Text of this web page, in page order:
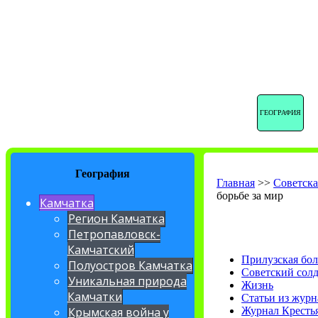
ГЕОГРАФИЯ
География
Камчатка
Регион Камчатка
Петропавловск-
Камчатский
Полуостров Камчатка
Уникальная природа
Камчатки
Крымская война у
Главная >>
борьбе за мир
Прилузская
Советский
Жизнь
Статьи из
Журнал